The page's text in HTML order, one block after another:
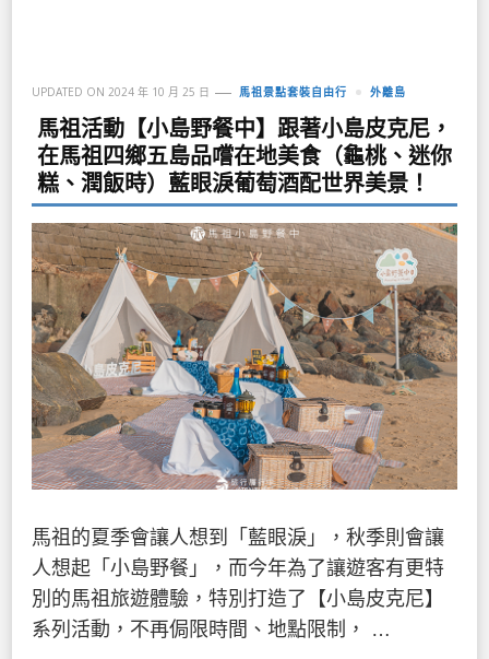
UPDATED ON 2024 年 10 月 25 日 馬祖景點套裝自由行 外離島
馬祖活動【小島野餐中】跟著小島皮克尼，
在馬祖四鄉五島品嚐在地美食（龜桃、迷你
糕、潤飯時）藍眼淚葡萄酒配世界美景！
馬祖的夏季會讓人想到「藍眼淚」，秋季則會讓
人想起「小島野餐」，而今年為了讓遊客有更特
別的馬祖旅遊體驗，特別打造了【小島皮克尼】
系列活動，不再侷限時間、地點限制， …